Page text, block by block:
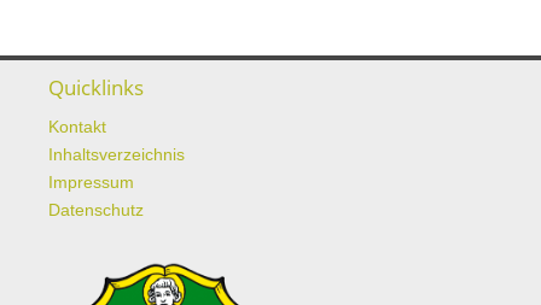
Quicklinks
Kontakt
Inhaltsverzeichnis
Impressum
Datenschutz